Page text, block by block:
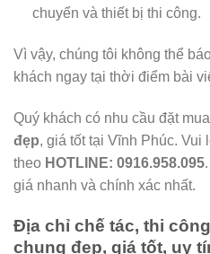
chuyển và thiết bị thi công.
Vì vậy, chúng tôi không thể
khách ngay tại thời điểm bài
Quý khách có nhu cầu đặt
đẹp, giá tốt tại Vĩnh Phúc.
theo HOTLINE: 0916.958.095
giá nhanh và chính xác nhất.
Địa chỉ chế tác, thi
chung đẹp, giá tốt, uy